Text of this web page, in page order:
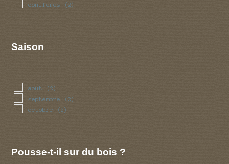
coniferes (2)
Saison
aout (2)
septembre (2)
octobre (2)
Pousse-t-il sur du bois ?